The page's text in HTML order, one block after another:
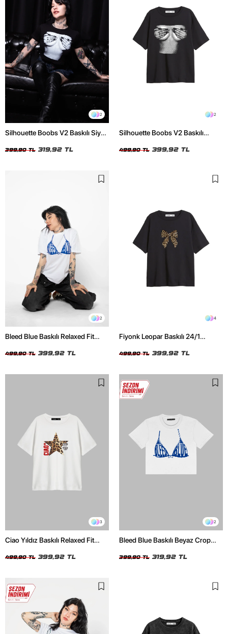
2
Silhouette Boobs V2 Baskılı Siyah
399,90 TL 319,92 TL
2
Silhouette Boobs V2 Baskılı
499,90 TL 399,92 TL
2
Bleed Blue Baskılı Relaxed Fit
499,90 TL 399,92 TL
4
Fiyonk Leopar Baskılı 24/1
Tshirt
499,90 TL 399,92 TL
3
Ciao Yıldız Baskılı Relaxed Fit
499,90 TL 399,92 TL
2
Bleed Blue Baskılı Beyaz Crop
399,90 TL 319,92 TL